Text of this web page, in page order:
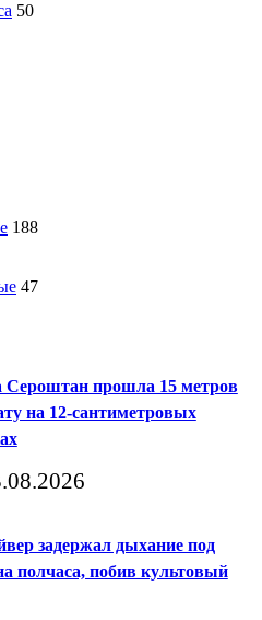
50
188
47
Сероштан прошла 15 метров
на 12-сантиметровых
задержал дыхание под
полчаса, побив культовый